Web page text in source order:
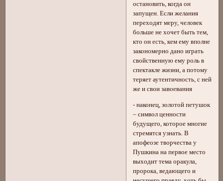
остановить, когда он
запущен. Если желания
переходят меру, человек
больше не хочет быть тем,
кто он есть, кем ему вполне
закономерно дано играть
свойственную ему роль в
спектакле жизни, а потому
теряет аутентичность, с ней
же и свои завоевания
- наконец, золотой петушок
– символ ценности
будущего, которое многие
стремятся узнать. В
апофеозе творчества у
Пушкина на первое место
выходит тема оракула,
пророка, ведающего и